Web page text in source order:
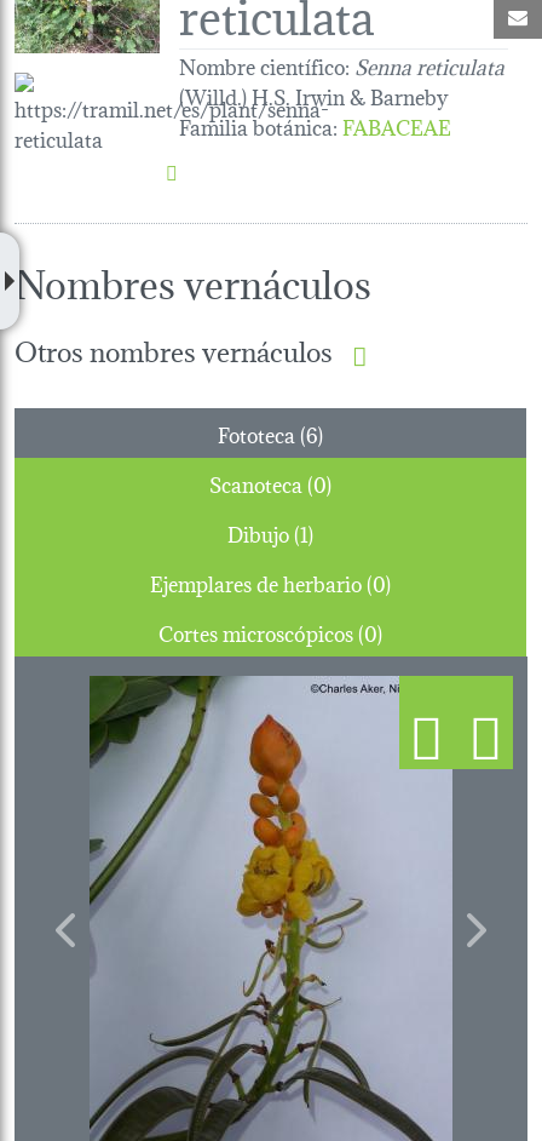
Nombre científico: Senna reticulata
(Willd.) H.S. Irwin & Barneby
Familia botánica:FABACEAE
Nombres vernáculos
Otros nombres vernáculos
Fototeca (6)
Scanoteca (0)
Dibujo (1)
Ejemplares de herbario (0)
Cortes microscópicos (0)
Previous Next